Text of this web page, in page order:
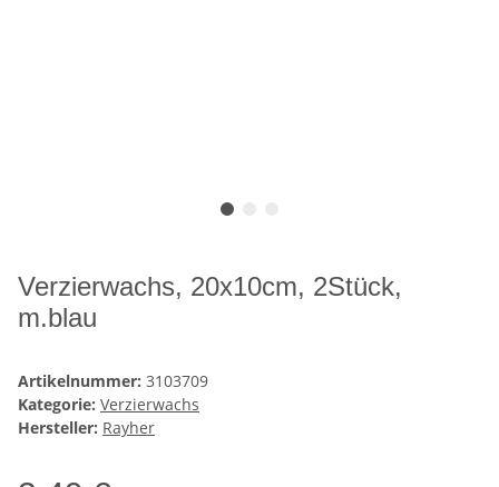
Verzierwachs, 20x10cm, 2Stück,
m.blau
Artikelnummer: 3103709
Kategorie: Verzierwachs
Hersteller: Rayher